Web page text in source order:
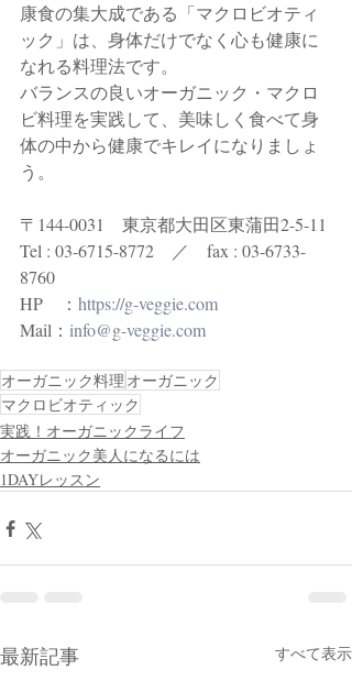
康食の集大成である「マクロビオティ
ック」は、身体だけでなく心も健康に
なれる料理法です。
バランスの良いオーガニック・マクロ
ビ料理を実践して、美味しく食べて身
体の中から健康でキレイになりましょ
う。
〒144-0031　東京都大田区東蒲田2-5-11
Tel : 03-6715-8772　／　fax : 03-6733-
8760
HP　： https://g-veggie.com
Mail： info@g-veggie.com
オーガニック料理 オーガニック
マクロビオティック
実践！オーガニックライフ
オーガニック美人になるには
1DAYレッスン
最新記事 すべて表示